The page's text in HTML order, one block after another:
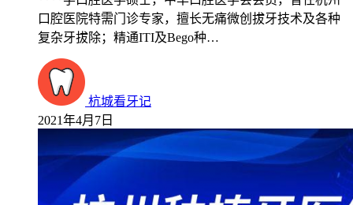
口腔医院特需门诊专家，擅长无痛微创拔牙技术及各种
复杂牙拔除；精通ITI及Bego种…
杭城看牙记
2021年4月7日